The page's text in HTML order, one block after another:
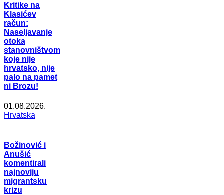
Kritike na
Klasićev
račun:
Naseljavanje
otoka
stanovništvom
koje nije
hrvatsko, nije
palo na pamet
ni Brozu!
01.08.2026.
Hrvatska
Božinović i
Anušić
komentirali
najnoviju
migrantsku
krizu